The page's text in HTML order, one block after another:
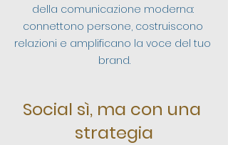
della comunicazione moderna:
connettono persone, costruiscono
relazioni e amplificano la voce del tuo
brand.
Social sì, ma con una
strategia